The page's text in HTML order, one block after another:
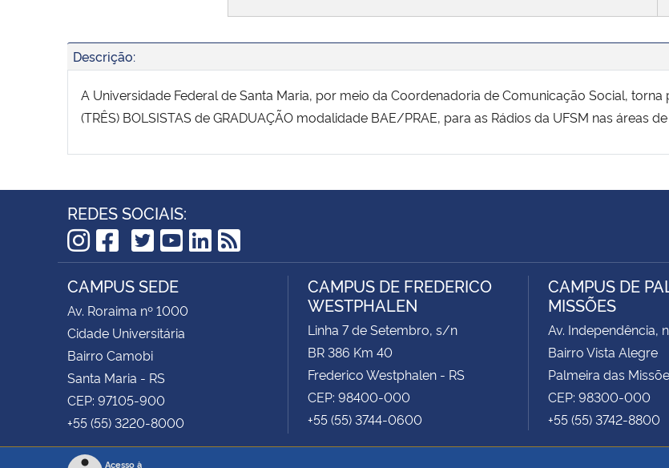
Descrição:
A Universidade Federal de Santa Maria, por meio da Coordenadoria de Comunicação Social,
(TRÊS) BOLSISTAS de GRADUAÇÃO modalidade BAE/PRAE, para as Rádios da UFSM nas áreas de
REDES SOCIAIS:
Instagram
Facebook
TikTok
Twitter
YouTube
LinkedIn
RSS
CAMPUS SEDE
Av. Roraima nº 1000
Cidade Universitária
Bairro Camobi
Santa Maria - RS
CEP: 97105-900
+55 (55) 3220-8000
CAMPUS DE FREDERICO
WESTPHALEN
Linha 7 de Setembro, s/n
BR 386 Km 40
Frederico Westphalen - RS
CEP: 98400-000
+55 (55) 3744-0600
CAMPUS DE
MISSÕES
Av. Independência,
Bairro Vista Alegre
Palmeira das
CEP: 98300-000
+55 (55) 3742-8800
Acesso à